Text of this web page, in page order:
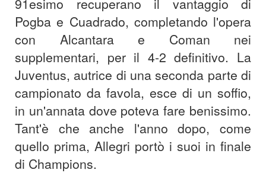
Pogba e Cuadrado, completando l'opera
con Alcantara e Coman nei
supplementari, per il 4-2 definitivo. La
Juventus, autrice di una seconda parte di
campionato da favola, esce di un soffio,
in un'annata dove poteva fare benissimo.
Tant'è che anche l'anno dopo, come
quello prima, Allegri portò i suoi in finale
di Champions.